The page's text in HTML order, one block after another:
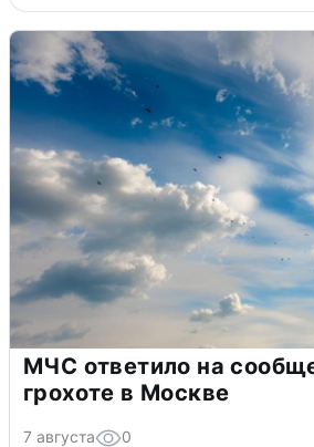
МЧС ответило на
грохоте в Москве
7 августа 0